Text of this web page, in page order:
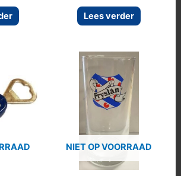
Lees verder
NIET OP VOORRAAD